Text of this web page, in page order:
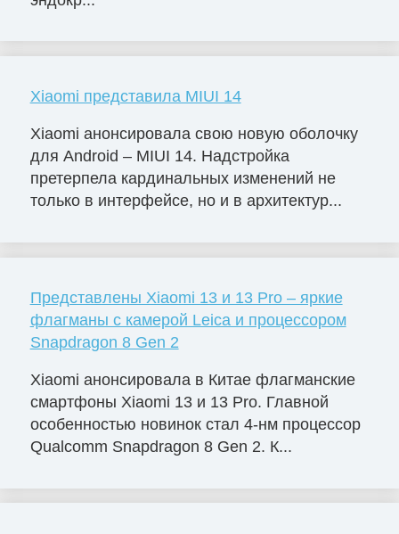
Xiaomi представила MIUI 14
Xiaomi анонсировала свою новую оболочку
для Android – MIUI 14. Надстройка
претерпела кардинальных изменений не
только в интерфейсе, но и в архитектур...
Представлены Xiaomi 13 и 13 Pro – яркие
флагманы с камерой Leica и процессором
Snapdragon 8 Gen 2
Xiaomi анонсировала в Китае флагманские
смартфоны Xiaomi 13 и 13 Pro. Главной
особенностью новинок стал 4-нм процессор
Qualcomm Snapdragon 8 Gen 2. К...